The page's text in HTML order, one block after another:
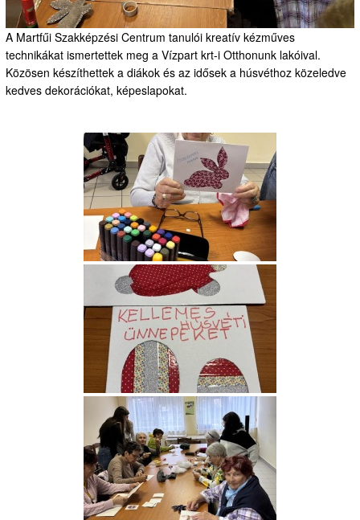
A Martfűi Szakképzési Centrum tanulói kreatív kézműves
technikákat ismertettek meg a Vízpart krt-i Otthonunk lakóival.
Közösen készíthettek a diákok és az idősek a húsvéthoz közeledve
kedves dekorációkat, képeslapokat.